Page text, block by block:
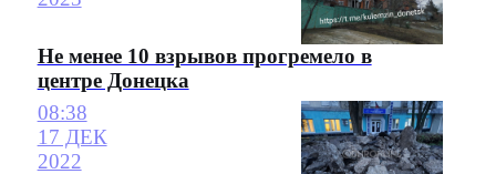
Не менее 10 взрывов прогремело в
центре Донецка
08:38
17 ДЕК
2022